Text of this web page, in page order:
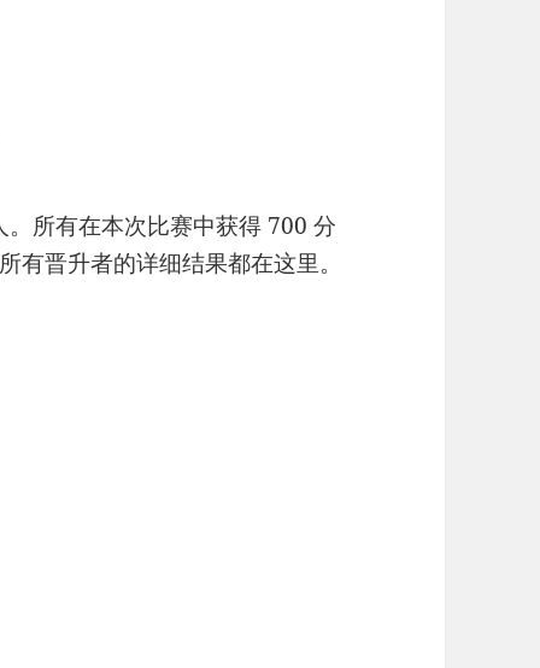
所有在本次比赛中获得 700 分
有晋升者的详细结果都在这里。